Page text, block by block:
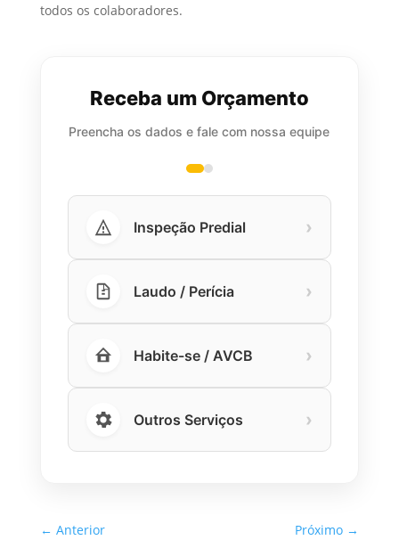
todos os colaboradores.
Receba um Orçamento
Preencha os dados e fale com nossa equipe
Inspeção Predial ›
Laudo / Perícia ›
Habite-se / AVCB ›
Outros Serviços ›
← Anterior Próximo →